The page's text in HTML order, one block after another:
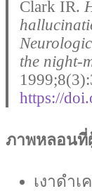
Clark IR.
the night-
https://
ภาพหลอนที่
เงาดำ